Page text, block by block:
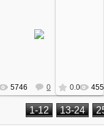
5746 0 0.0
1-12 13-24